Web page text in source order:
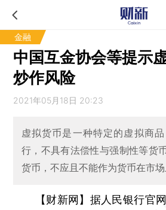
金融
中国互金协会等提示
炒作风险
2021年05月18日 20:23
虚拟货币是一种特定的虚拟商
行，不具有法偿性与强制性等货
货币，不应且不能作为货币在市
【财新网】 据人民银行官